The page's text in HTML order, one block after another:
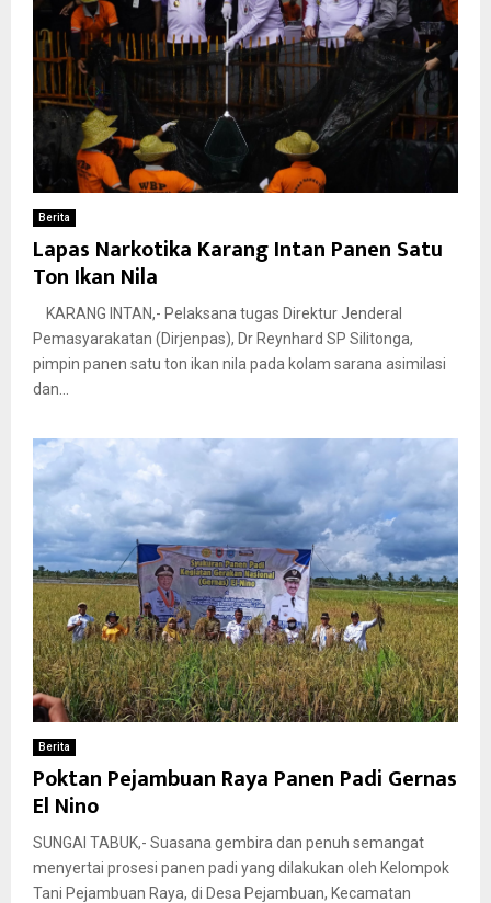
Berita
Lapas Narkotika Karang Intan Panen Satu
Ton Ikan Nila
KARANG INTAN,- Pelaksana tugas Direktur Jenderal
Pemasyarakatan (Dirjenpas), Dr Reynhard SP Silitonga,
pimpin panen satu ton ikan nila pada kolam sarana asimilasi
dan...
Berita
Poktan Pejambuan Raya Panen Padi Gernas
El Nino
SUNGAI TABUK,- Suasana gembira dan penuh semangat
menyertai prosesi panen padi yang dilakukan oleh Kelompok
Tani Pejambuan Raya, di Desa Pejambuan, Kecamatan